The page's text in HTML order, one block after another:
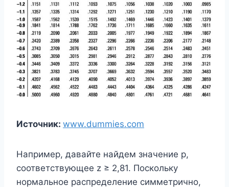
Источник: www.dummies.com
Например, давайте найдем значение p,
соответствующее z ≥ 2,81. Поскольку
нормальное распределение симметрично,